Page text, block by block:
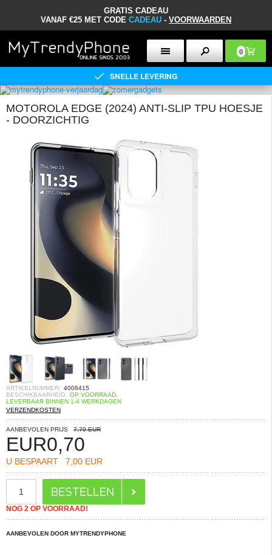
GRATIS CADEAU
VANAF €25 MET CODE CADEAU - VOORWAARDEN
0
SNELLE LEVERING
MOTOROLA EDGE (2024) ANTI-SLIP TPU HOESJE
- DOORZICHTIG
ARTIKELNUMMER: 4006415
BESCHIKBAARHEID: OP VOORRAAD.
LEVERBAAR BINNEN 1-4 WERKDAGEN
VERZENDKOSTEN
AANBEVOLEN PRIJS 7,70 EUR
EUR0,70
U BESPAART 7,00 EUR
NOG 2 OP VOORRAAD!
AANBEVOLEN DOOR MYTRENDYPHONE